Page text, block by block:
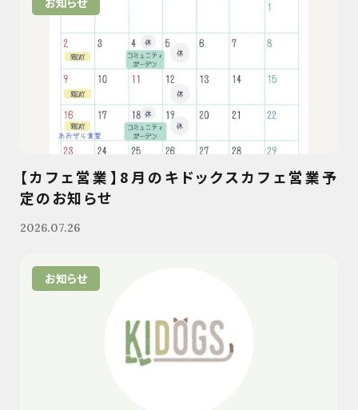
【カフェ営業】8月のキドックスカフェ営業予
定のお知らせ
2026.07.26
お知らせ